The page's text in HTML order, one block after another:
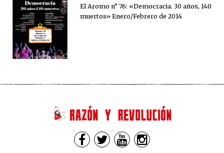
El Aromo n° 76: «Democracia. 30 años, 140
muertos» Enero/Febrero de 2014